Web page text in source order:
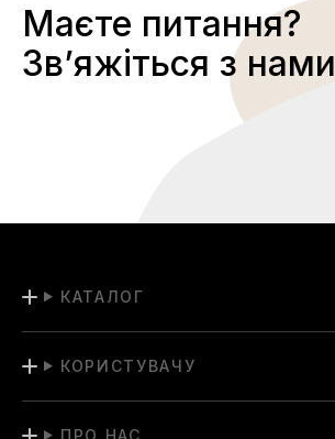
Маєте питання?
Звʼяжіться з нами
КАТАЛОГ
КОРИСТУВАЧУ
ПРО НАС